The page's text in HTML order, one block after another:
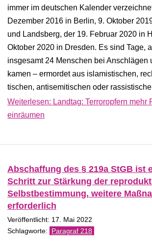
immer im deutschen Kalender
Dezember 2016 in Berlin, 9. Oktober
und Landsberg, der 19. Februar 2020 in
Oktober 2020 in Dresden. Es sind Tage,
insgesamt 24 Menschen bei Anschlägen
kamen – ermordet aus islamistischen,
tischen, antisemitischen oder
Weiterlesen: Landtag: Terroropfern mehr
einräumen
Abschaffung des § 219a StGB ist
Schritt zur Stärkung der
Selbstbestimmung, weitere
erforderlich
Veröffentlicht: 17. Mai 2022
Paragraf 218